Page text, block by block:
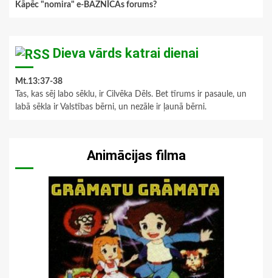
Kāpēc "nomira" e-BAZNĪCAs forums?
Dieva vārds katrai dienai
Mt.13:37-38
Tas, kas sēj labo sēklu, ir Cilvēka Dēls. Bet tīrums ir pasaule, un
labā sēkla ir Valstības bērni, un nezāle ir ļaunā bērni.
Animācijas filma